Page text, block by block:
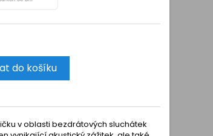
do košíku
v oblasti bezdrátových sluchátek